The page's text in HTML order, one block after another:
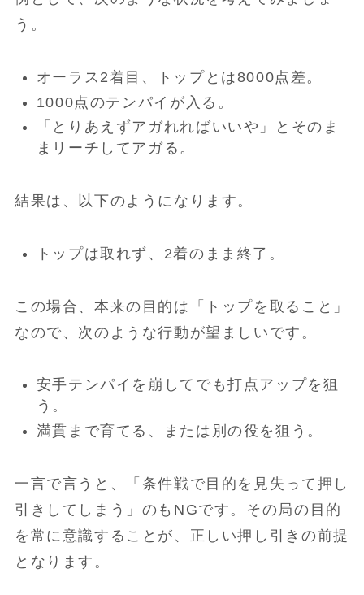
う。
オーラス2着目、トップとは8000点差。
1000点のテンパイが入る。
「とりあえずアガれればいいや」とそのま
まリーチしてアガる。
結果は、以下のようになります。
トップは取れず、2着のまま終了。
この場合、本来の目的は「トップを取ること」
なので、次のような行動が望ましいです。
安手テンパイを崩してでも打点アップを狙
う。
満貫まで育てる、または別の役を狙う。
一言で言うと、「条件戦で目的を見失って押し
引きしてしまう」のもNGです。その局の目的
を常に意識することが、正しい押し引きの前提
となります。